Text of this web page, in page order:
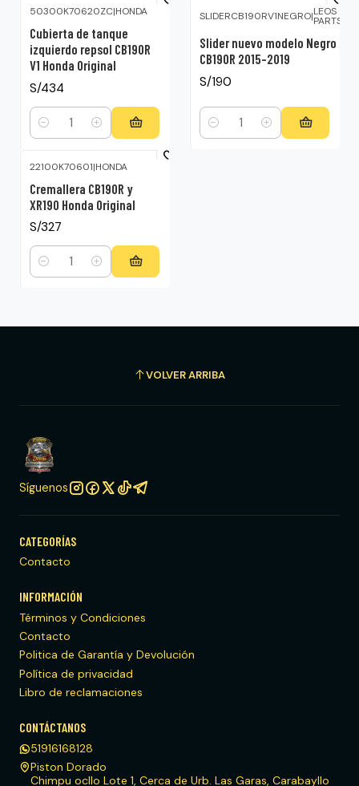
50300K70620ZC|HONDA
Cubierta de tanque
izquierdo repsol CB190R
V1 Honda Original
S/434
Cantidad
SLIDERCB190RV1NEGRO|LEOS
PARTS
Slider nuevo modelo Negro
CB190R 2015-2019
S/190
Cantidad
22100K70601|HONDA
Cremallera CB190R y
XR190 Honda Original
S/327
Cantidad
VOLVER ARRIBA
Síguenos
CATEGORÍAS
Contacto
INFORMACIÓN
Términos y Condiciones
Contacto
Politica de Garantía y Devolución
Política de privacidad
Libro de reclamaciones
CONTÁCTANOS
51916168128
Piston Dorado
Chimpu ocllo Lote 1, Cerca de Urb. Las Garas, Carabayllo